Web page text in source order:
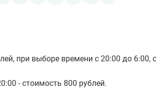
при выборе времени с 20:00 до 6:00,
- стоимость 800 рублей.